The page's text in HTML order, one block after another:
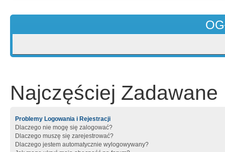
Najczęściej Zadawane
Problemy Logowania i Rejestracji
Dlaczego nie mogę się zalogować?
Dlaczego muszę się zarejestrować?
Dlaczego jestem automatycznie wylogowywany?